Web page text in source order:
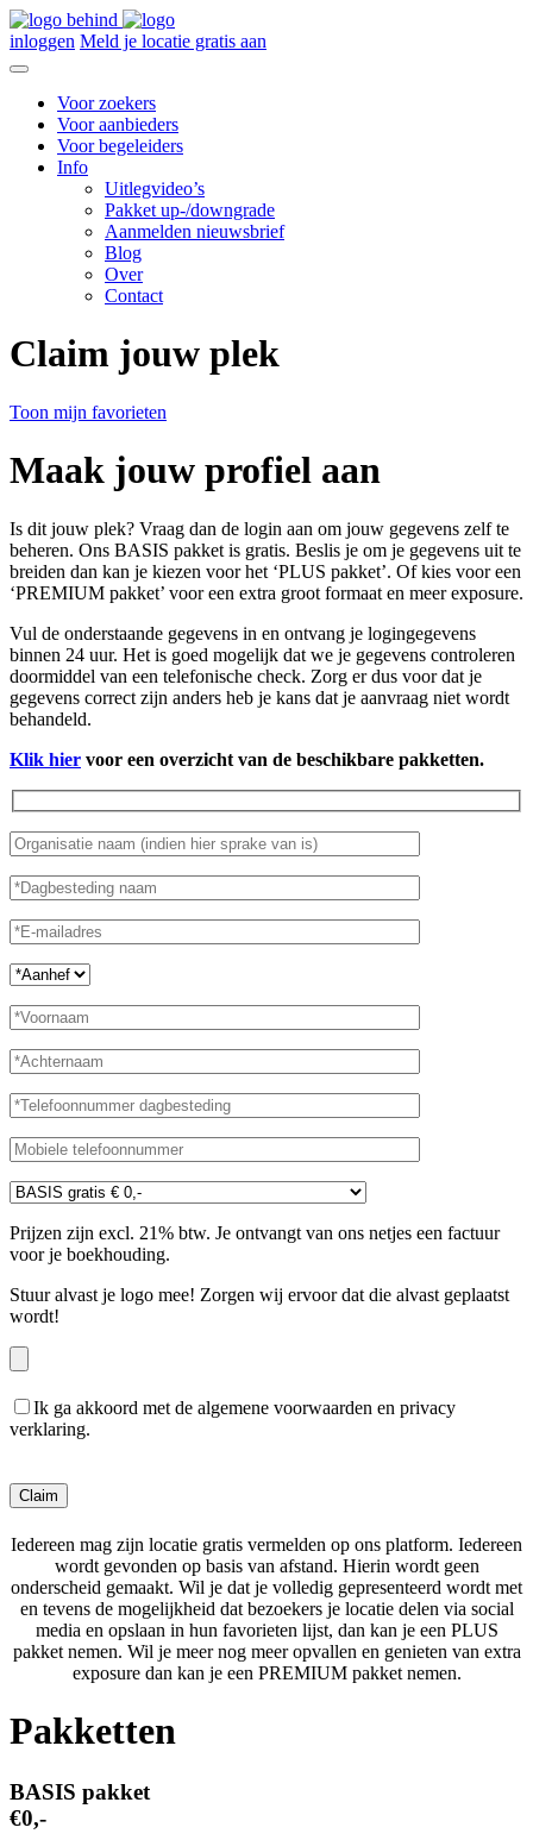
inloggen Meld je locatie gratis aan
Voor zoekers
Voor aanbieders
Voor begeleiders
Info
Uitlegvideo’s
Pakket up-/downgrade
Aanmelden nieuwsbrief
Blog
Over
Contact
Claim jouw plek
Toon mijn favorieten
Maak jouw profiel aan
Is dit jouw plek? Vraag dan de login aan om jouw gegevens zelf te
beheren. Ons BASIS pakket is gratis. Beslis je om je gegevens uit te
breiden dan kan je kiezen voor het ‘PLUS pakket’. Of kies voor een
‘PREMIUM pakket’ voor een extra groot formaat en meer exposure.
Vul de onderstaande gegevens in en ontvang je logingegevens
binnen 24 uur. Het is goed mogelijk dat we je gegevens controleren
doormiddel van een telefonische check. Zorg er dus voor dat je
gegevens correct zijn anders heb je kans dat je aanvraag niet wordt
behandeld.
Klik hier voor een overzicht van de beschikbare pakketten.
Prijzen zijn excl. 21% btw. Je ontvangt van ons netjes een factuur
voor je boekhouding.
Stuur alvast je logo mee! Zorgen wij ervoor dat die alvast geplaatst
wordt!
Ik ga akkoord met de algemene voorwaarden en privacy
verklaring.
Iedereen mag zijn locatie gratis vermelden op ons platform. Iedereen
wordt gevonden op basis van afstand. Hierin wordt geen
onderscheid gemaakt. Wil je dat je volledig gepresenteerd wordt met
en tevens de mogelijkheid dat bezoekers je locatie delen via social
media en opslaan in hun favorieten lijst, dan kan je een PLUS
pakket nemen. Wil je meer nog meer opvallen en genieten van extra
exposure dan kan je een PREMIUM pakket nemen.
Pakketten
BASIS pakket
€0,-